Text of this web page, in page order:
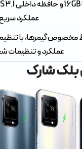
عملکرد
مخصوص گیمرها، با
عملکرد و
شارک